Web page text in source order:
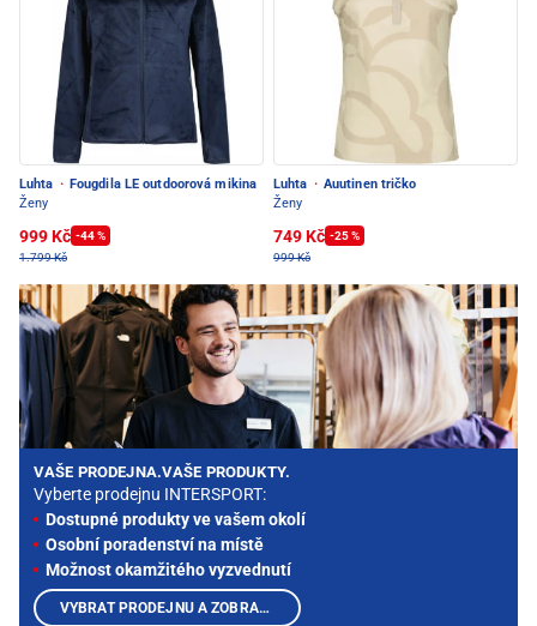
Luhta · Fougdila LE outdoorová mikina
Ženy
999 Kč -44 %
1.799 Kč
Luhta · Auutinen tričko
Ženy
749 Kč -25 %
999 Kč
VAŠE PRODEJNA.VAŠE PRODUKTY.
Vyberte prodejnu INTERSPORT:
Dostupné produkty ve vašem okolí
Osobní poradenství na místě
Možnost okamžitého vyzvednutí
VYBRAT PRODEJNU A ZOBRAZIT PRODUKTY